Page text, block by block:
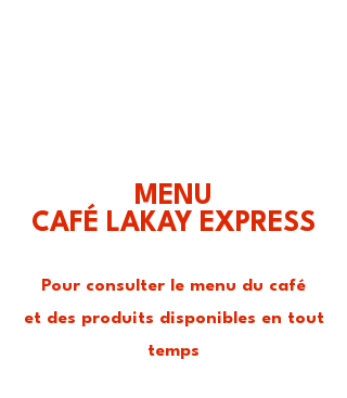
MENU
CAFÉ LAKAY EXPRESS
Pour consulter le menu du café
et des produits disponibles en tout
temps